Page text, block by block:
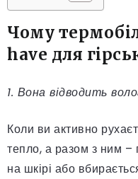
Чому
have для
1. Вона відводить
Коли ви активно
тепло, а разом з ним –
на шкірі або